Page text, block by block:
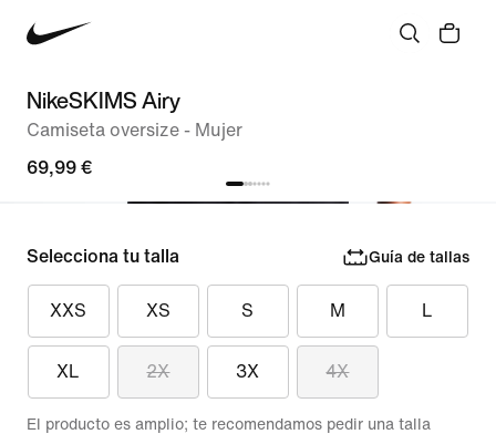
NikeSKIMS Airy
Camiseta oversize - Mujer
69,99 €
Selecciona tu talla Guía de tallas
XXS XS S M L
XL 2X 3X 4X
El producto es amplio; te recomendamos pedir una talla